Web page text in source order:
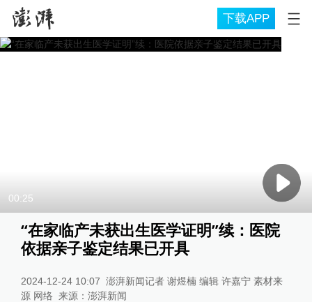
下载APP
00:25
“在家临产未获出生医学证明”续：医院
依据亲子鉴定结果已开具
2024-12-24 10:07 澎湃新闻记者 谢煜楠 编辑 许嘉宁 素材来
源 网络 来源： 澎湃新闻